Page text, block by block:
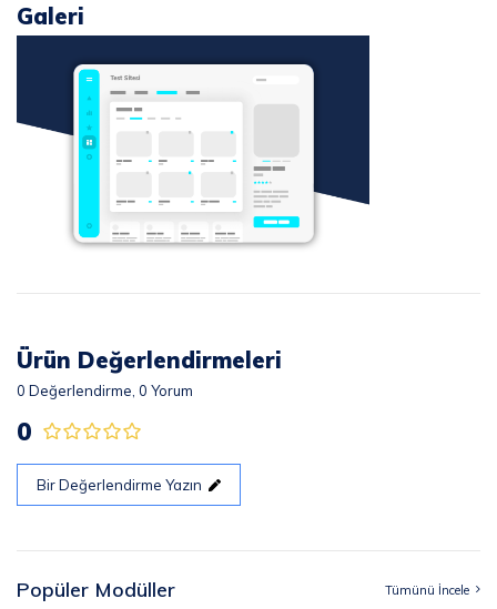
Galeri
Ürün Değerlendirmeleri
0 Değerlendirme, 0 Yorum
0
Bir Değerlendirme Yazın
Popüler Modüller Tümünü İncele